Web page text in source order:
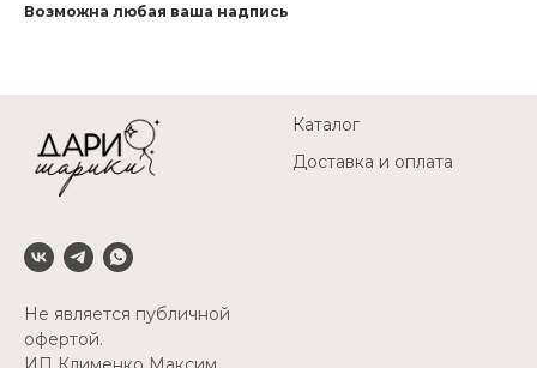
Возможна любая ваша надпись
Не является публичной
офертой.
Каталог
Доставка и оплата